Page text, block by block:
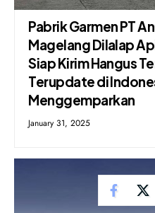
Pabrik Garmen PT
Magelang Dilalap
Siap Kirim Hangus
Terupdate di
Menggemparkan
January 31, 2025